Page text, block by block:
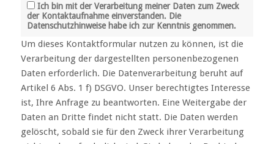
Ich bin mit der Verarbeitung meiner Daten zum Zweck
der Kontaktaufnahme einverstanden. Die
Datenschutzhinweise habe ich zur Kenntnis genommen.
Um dieses Kontaktformular nutzen zu können, ist die
Verarbeitung der dargestellten personenbezogenen
Daten erforderlich. Die Datenverarbeitung beruht auf
Artikel 6 Abs. 1 f) DSGVO. Unser berechtigtes Interesse
ist, Ihre Anfrage zu beantworten. Eine Weitergabe der
Daten an Dritte findet nicht statt. Die Daten werden
gelöscht, sobald sie für den Zweck ihrer Verarbeitung